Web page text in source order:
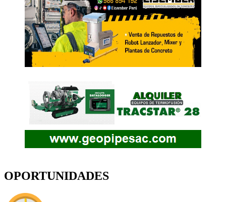
OPORTUNIDADES